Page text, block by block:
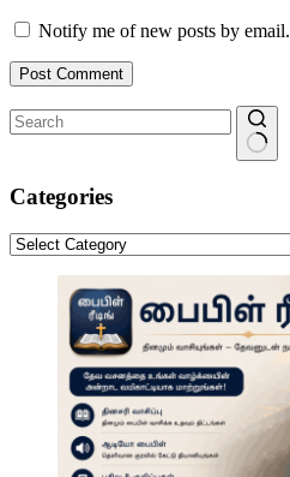
Notify me of new posts by email.
Post Comment
results
Categories
Categories